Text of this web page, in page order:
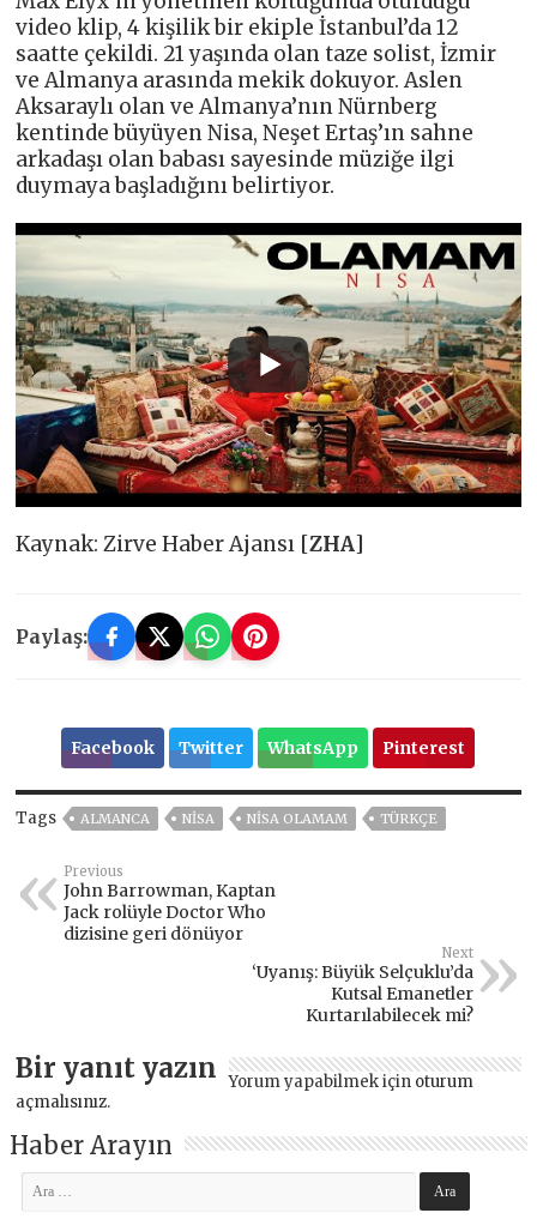
video klip, 4 kişilik bir ekiple İstanbul’da 12
saatte çekildi. 21 yaşında olan taze solist, İzmir
ve Almanya arasında mekik dokuyor. Aslen
Aksaraylı olan ve Almanya’nın Nürnberg
kentinde büyüyen Nisa, Neşet Ertaş’ın sahne
arkadaşı olan babası sayesinde müziğe ilgi
duymaya başladığını belirtiyor.
Kaynak: Zirve Haber Ajansı [ZHA]
Paylaş:
Facebook Twitter WhatsApp Pinterest
Tags ALMANCA NISA NISA OLAMAM TÜRKÇE
Previous
John Barrowman, Kaptan
Jack rolüyle Doctor Who
dizisine geri dönüyor
Next
‘Uyanış: Büyük Selçuklu’da
Kutsal Emanetler
Kurtarılabilecek mi?
Bir yanıt yazın Yorum yapabilmek için oturum
açmalısınız.
Haber Arayın